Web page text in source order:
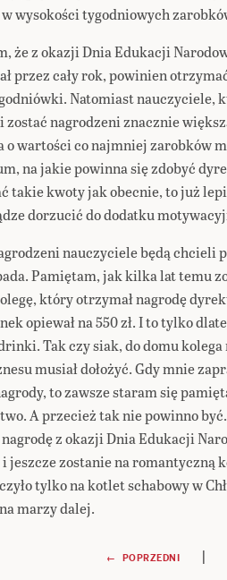
wysokości tygodniowych
że z okazji Dnia Edukacji
przez cały rok, powinien
Natomiast nauczyciele,
nagrodzeni znacznie
o wartości co najmniej zarobków
na jakie powinna się zdobyć
takie kwoty jak obecnie, to już
dorzucić do dodatku
nauczyciele będą chcieli
Pamiętam, jak kilka lat temu
który otrzymał nagrodę
opiewał na 550 zł. I to tylko
Tak czy siak, do domu kolega
musiał dołożyć. Gdy mnie
to zawsze staram się
A przecież tak nie powinno
z okazji Dnia Edukacji
jeszcze zostanie na romantyczną
tylko na kotlet schabowy w
marzy dalej.
← POPRZEDNI |